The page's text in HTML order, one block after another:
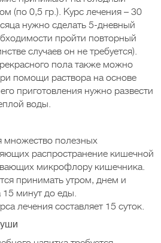
(по 0,5 гр.). Курс лечения – 30
нужно сделать 5-дневный
пройти повторный
случаев он не требуется).
пола также можно
помощи раствора на основе
приготовления нужно развести
воды.
множество полезных
распространение кишечной
микрофлору кишечника.
принимать утром, днем и
15 минут до еды.
лечения составляет 15 суток.